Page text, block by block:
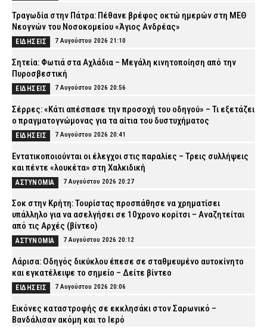
Τραγωδία στην Πάτρα: Πέθανε βρέφος οκτώ ημερών στη ΜΕΘ
Νεογνών του Νοσοκομείου «Άγιος Ανδρέας»
ΕΙΔΗΣΕΙΣ 7 Αυγούστου 2026 21:10
Σητεία: Φωτιά στα Αχλάδια – Μεγάλη κινητοποίηση από την
Πυροσβεστική
ΕΙΔΗΣΕΙΣ 7 Αυγούστου 2026 20:56
Σέρρες: «Κάτι απέσπασε την προσοχή του οδηγού» – Τι εξετάζει
ο πραγματογνώμονας για τα αίτια του δυστυχήματος
ΕΙΔΗΣΕΙΣ 7 Αυγούστου 2026 20:41
Εντατικοποιούνται οι έλεγχοι στις παραλίες – Τρεις συλλήψεις
και πέντε «λουκέτα» στη Χαλκιδική
ΑΣΤΥΝΟΜΙΑ 7 Αυγούστου 2026 20:27
Σοκ στην Κρήτη: Τουρίστας προσπάθησε να χρηματίσει
υπάλληλο για να ασελγήσει σε 10χρονο κορίτσι – Αναζητείται
από τις Αρχές (βίντεο)
ΑΣΤΥΝΟΜΙΑ 7 Αυγούστου 2026 20:12
Λάρισα: Οδηγός δικύκλου έπεσε σε σταθμευμένο αυτοκίνητο
και εγκατέλειψε το σημείο – Δείτε βίντεο
ΕΙΔΗΣΕΙΣ 7 Αυγούστου 2026 20:06
Εικόνες καταστροφής σε εκκλησάκι στον Σαρωνικό –
Βανδάλισαν ακόμη και το Ιερό